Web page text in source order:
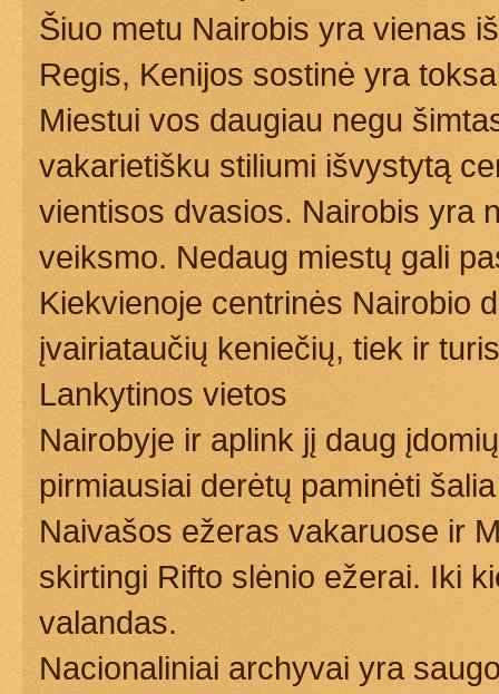
Šiuo metu Nairobis yra vienas
Regis, Kenijos sostinė yra
Miestui vos daugiau negu
vakarietišku stiliumi išvystytą
vientisos dvasios. Nairobis yra
veiksmo. Nedaug miestų gali
Kiekvienoje centrinės Nairobio
įvairiataučių keniečių, tiek ir
Lankytinos vietos
Nairobyje ir aplink jį daug
pirmiausiai derėtų paminėti
Naivašos ežeras vakaruose ir
skirtingi Rifto slėnio ežerai. Iki
valandas.
Nacionaliniai archyvai yra